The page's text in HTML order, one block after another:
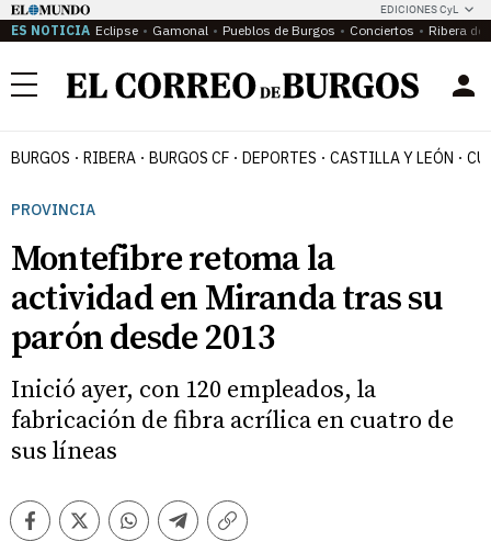
EDICIONES CyL
ES NOTICIA Eclipse Gamonal Pueblos de Burgos Conciertos Ribera del
Menú
BURGOS RIBERA BURGOS CF DEPORTES CASTILLA Y LEÓN
PROVINCIA
Montefibre retoma la
actividad en Miranda tras su
parón desde 2013
Inició ayer, con 120 empleados, la
fabricación de fibra acrílica en cuatro de
sus líneas
FacebookTwitterWhatsappTelegramCopiar